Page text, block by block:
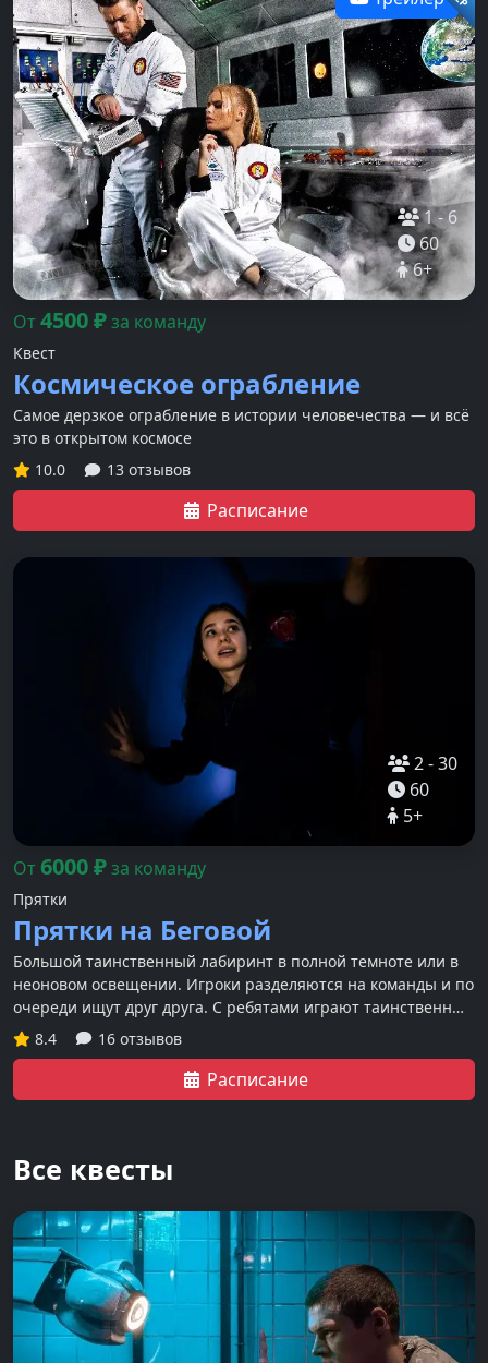
1-6
60
6+
От4500₽за команду
Квест
Космическое ограбление
Самое дерзкое ограбление в истории человечества — и всё
это в открытом космосе
10.0
13 отзывов
Расписание
2-30
60
5+
От6000₽за команду
Прятки
Прятки на Беговой
Большой таинственный лабиринт в полной темноте или в
неоновом освещении. Игроки разделяются на команды и по
очереди ищут друг друга. С ребятами играют таинственные
сущности-актёры, использующие звуковые и световые
эффекты.
8.4 16 отзывов
Расписание
Все квесты